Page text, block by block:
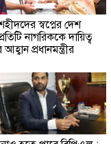
স্বপ্নের দেশ
নাগরিককে দায়িত্ব
প্রধানমন্ত্রীর